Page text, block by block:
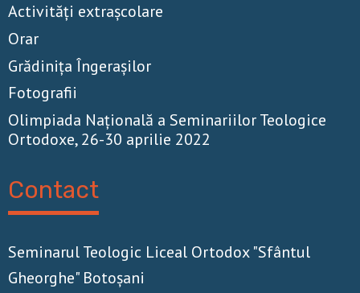
Activităţi extrașcolare
Orar
Grădinița Îngerașilor
Fotografii
Olimpiada Națională a Seminariilor Teologice
Ortodoxe, 26-30 aprilie 2022
Contact
Seminarul Teologic Liceal Ortodox "Sfântul
Gheorghe" Botoșani